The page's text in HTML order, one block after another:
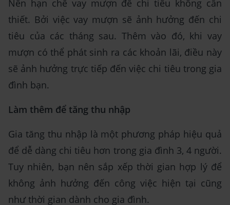
Nên hạn chế vay mượn để chi tiêu không cần
thiết. Bởi việc vay mượn sẽ ảnh hưởng đến chi
tiêu của các tháng sau. Thêm vào đó, khi vay
mượn có thể phát sinh ra các khoản lãi, điều này
sẽ ảnh hưởng trực tiếp đến việc chi tiêu trong gia
đình bạn.
Làm thêm để tăng thu nhập
Gia tăng thu nhập là một phương pháp hiệu quả
để dễ dàng chi tiêu hơn trong gia đình 3, 4 người.
Tuy nhiên, bạn nên sắp xếp thời gian hợp lý để
không ảnh hưởng đến công việc hiện tại cũng
như thời gian dành cho gia đình.